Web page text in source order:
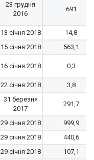
23 грудня
2016
691
13 січня 2018
14,8
15 січня 2018 563,1
16 січня 2018 0,3
22 січня 2018 3,8
31 березня
2017
291,7
29 січня 2018
999,9
29 січня 2018
440,6
29 січня 2018 107,1